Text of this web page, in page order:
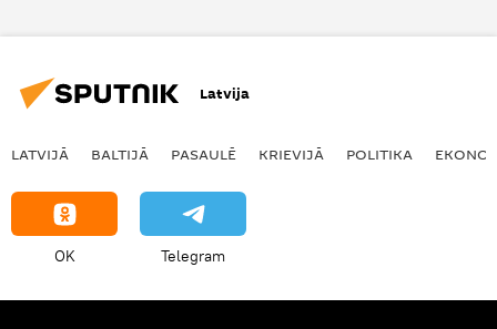
Latvija
LATVIJĀ BALTIJĀ PASAULĒ KRIEVIJĀ POLITIKA
OK Telegram